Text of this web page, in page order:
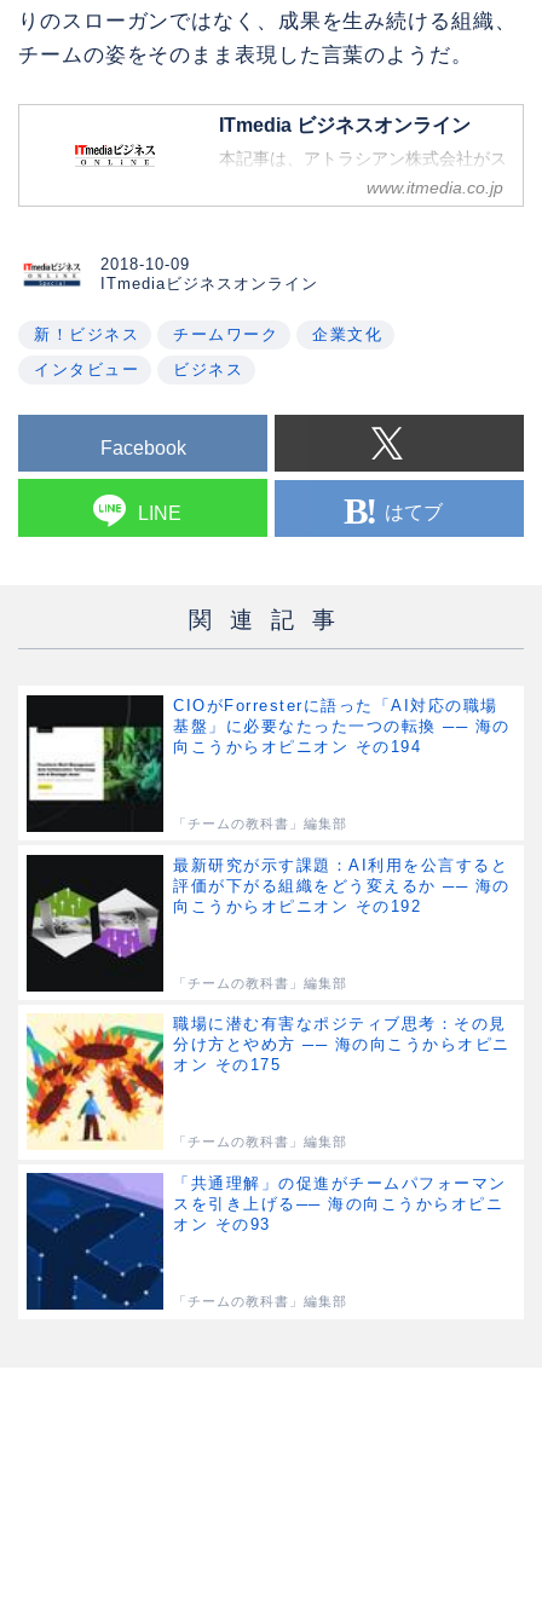
りのスローガンではなく、成果を生み続ける組織、
チームの姿をそのまま表現した言葉のようだ。
ITmedia ビジネスオンライン
本記事は、アトラシアン株式会社がス
ポンサーし、ITmedia ビジネスオンラ
インが作成したものです。
www.itmedia.co.jp
2018-10-09
ITmediaビジネスオンライン
新！ビジネス チームワーク
企業文化
インタビュー
ビジネス
Facebook
LINE はてブ
関連記事
CIOがForresterに語った「AI対応の職場
基盤」に必要なたった一つの転換 ── 海の
向こうからオピニオン その194
「チームの教科書」編集部
最新研究が示す課題：AI利用を公言すると
評価が下がる組織をどう変えるか ── 海の
向こうからオピニオン その192
「チームの教科書」編集部
職場に潜む有害なポジティブ思考：その見
分け方とやめ方 ── 海の向こうからオピニ
オン その175
「チームの教科書」編集部
「共通理解」の促進がチームパフォーマン
スを引き上げる── 海の向こうからオピニ
オン その93
「チームの教科書」編集部